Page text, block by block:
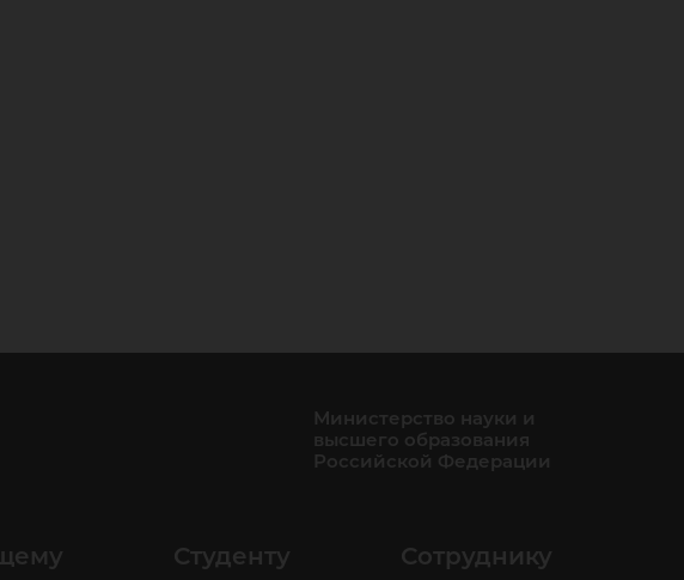
Министерство науки и
высшего образования
Российской Федерации
Студенту Сотруднику